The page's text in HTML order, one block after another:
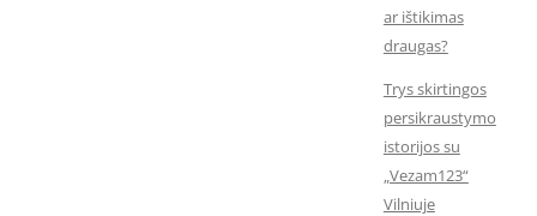
ar ištikimas
draugas?
Trys skirtingos
persikraustymo
istorijos su
„Vezam123“
Vilniuje